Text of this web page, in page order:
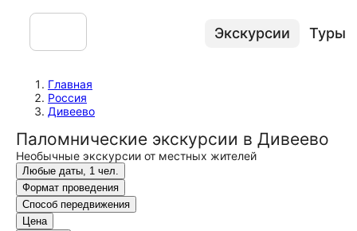
Экскурсии Туры
Главная
Россия
Дивеево
Паломнические экскурсии в Дивеево
Необычные экскурсии от местных жителей
Любые даты, 1 чел.
Формат проведения
Способ передвижения
Цена